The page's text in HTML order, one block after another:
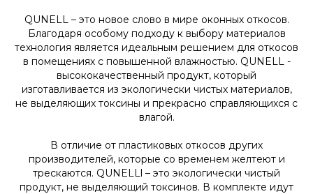
QUNELL – это новое слово в мире оконных откосов.
Благодаря особому подходу к выбору материалов
технология является идеальным решением для откосов
в помещениях с повышенной влажностью. QUNELL -
высококачественный продукт, который
изготавливается из экологически чистых материалов,
не выделяющих токсины и прекрасно справляющихся с
влагой.
В отличие от пластиковых откосов других
производителей, которые со временем желтеют и
трескаются. QUNELLl – это экологически чистый
продукт, не выделяющий токсинов. В комплекте идут